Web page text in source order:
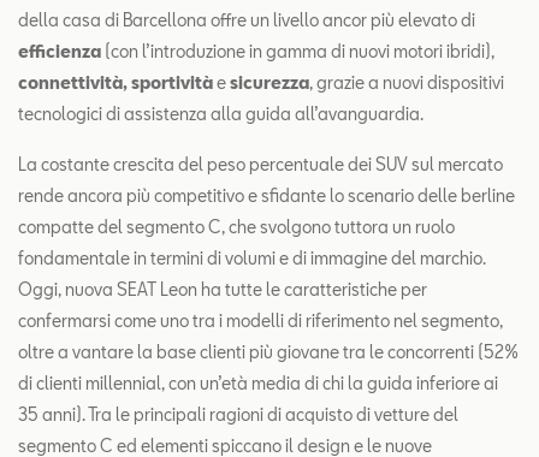
della casa di Barcellona offre un livello ancor più elevato di
efficienza (con l’introduzione in gamma di nuovi motori ibridi),
connettività, sportivitàesicurezza, grazie a nuovi dispositivi
tecnologici di assistenza alla guida all’avanguardia.
La costante crescita del peso percentuale dei SUV sul mercato
rende ancora più competitivo e sfidante lo scenario delle berline
compatte del segmento C, che svolgono tuttora un ruolo
fondamentale in termini di volumi e di immagine del marchio.
Oggi, nuova SEAT Leon ha tutte le caratteristiche per
confermarsi come uno tra i modelli di riferimento nel segmento,
oltre a vantare la base clienti più giovane tra le concorrenti (52%
di clienti millennial, con un’età media di chi la guida inferiore ai
35 anni). Tra le principali ragioni di acquisto di vetture del
segmento C ed elementi spiccano il design e le nuove